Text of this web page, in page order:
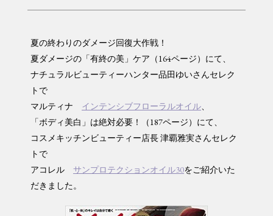
夏の終わりのダメージ回復大作戦！
夏ダメージの「有終の美」ケア（164ページ）にて、
ナチュラルビューティーハンター品田ゆいさんセレク
トで
マルティナ インテンシブフローラルオイル、
「ボディ美白」は絶対必要！（187ページ）にて、
コスメキッチンビューティー店長 津覇雅実さんセレク
トで
アコレル サンプロテクションオイル30をご紹介いた
だきました。